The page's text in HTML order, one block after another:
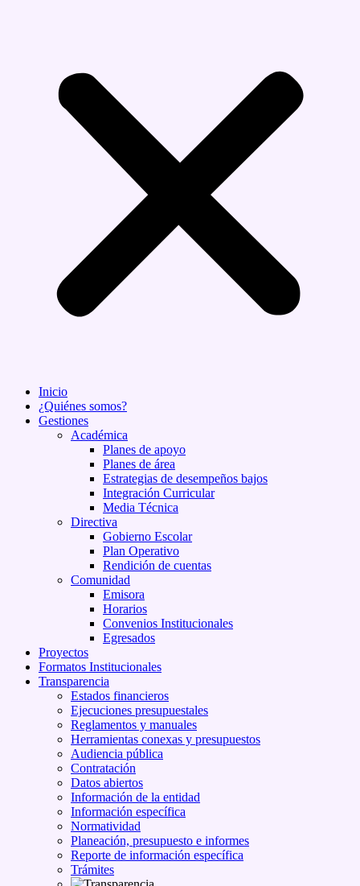
Inicio
¿Quiénes somos?
Gestiones
Académica
Planes de apoyo
Planes de área
Estrategias de desempeños bajos
Integración Curricular
Media Técnica
Directiva
Gobierno Escolar
Plan Operativo
Rendición de cuentas
Comunidad
Emisora
Horarios
Convenios Institucionales
Egresados
Proyectos
Formatos Institucionales
Transparencia
Estados financieros
Ejecuciones presupuestales
Reglamentos y manuales
Herramientas conexas y presupuestos
Audiencia pública
Contratación
Datos abiertos
Información de la entidad
Información específica
Normatividad
Planeación, presupuesto e informes
Reporte de información específica
Trámites